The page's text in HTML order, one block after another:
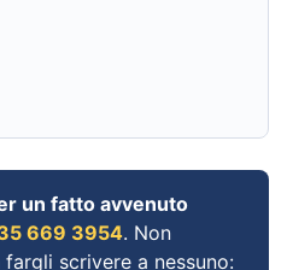
un fatto avvenuto
669 3954. Non
scrivere a nessuno: